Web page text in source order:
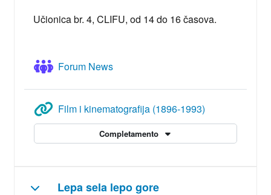
Učionica br. 4, CLIFU, od 14 do 16 časova.
Forum News
Film i kinematografija (1896-1993)
Completamento
MinimizzaLepa sela lepo gore